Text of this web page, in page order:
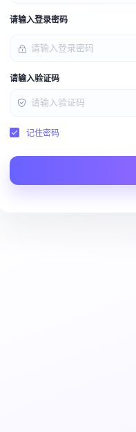
请输入登录密码
请输入验证码
记住密码